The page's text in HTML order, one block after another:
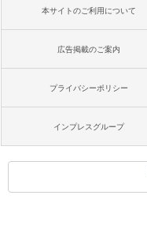
本サイトのご利用について
広告掲載のご案内
プライバシーポリシー
インプレスグループ